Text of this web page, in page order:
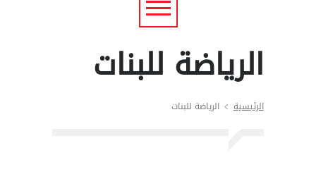
الرياضة للبنات
الرئيسية الرياضة للبنات